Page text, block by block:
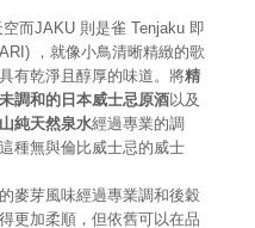
而JAKU 則是雀 Tenjaku 即
，就像小鳥清晰精緻的歌
有乾淨且醇厚的味道。將精
調和的日本威士忌原酒以及
純天然泉水經過專業的調
種無與倫比威士忌的威士
麥芽風味經過專業調和後穀
更加柔順，但依舊可以在品